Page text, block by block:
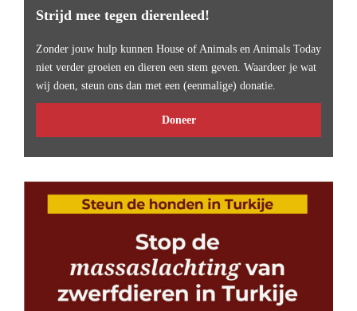
Strijd mee tegen dierenleed!
Zonder jouw hulp kunnen House of Animals en Animals Today
niet verder groeien en dieren een stem geven. Waardeer je wat
wij doen, steun ons dan met een (eenmalige) donatie.
Doneer